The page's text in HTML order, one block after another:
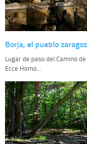
Borja, el pueblo
Lugar de paso del Camino
Ecce Homo...